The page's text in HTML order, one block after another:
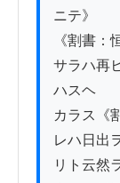
ニテ》
《割書：
サラハ再
ハスヘ
カラス《
レハ日出
リト云然